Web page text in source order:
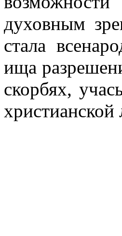
духовным
стала
ища
скорбях,